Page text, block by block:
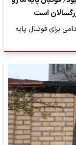
است
برای فوتبال پایه